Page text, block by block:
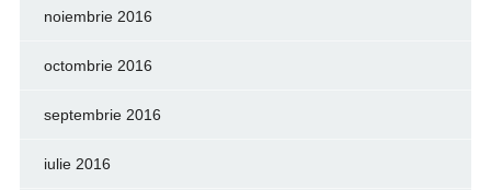
noiembrie 2016
octombrie 2016
septembrie 2016
iulie 2016